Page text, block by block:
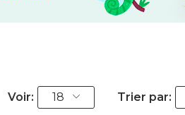
Voir: 18 Trier par: